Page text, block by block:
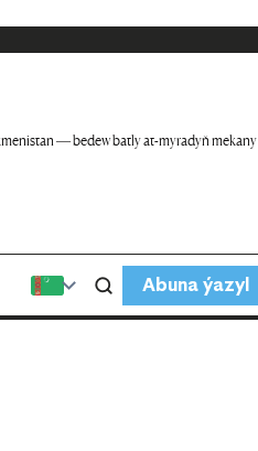
— bedew batly at-myradyň mekany
Abuna ýazyl